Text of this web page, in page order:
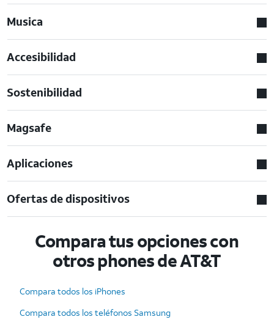
Musica
Accesibilidad
Sostenibilidad
Magsafe
Aplicaciones
Ofertas de dispositivos
Compara tus opciones con
otros phones de AT&T
Compara todos los iPhones
Compara todos los teléfonos Samsung